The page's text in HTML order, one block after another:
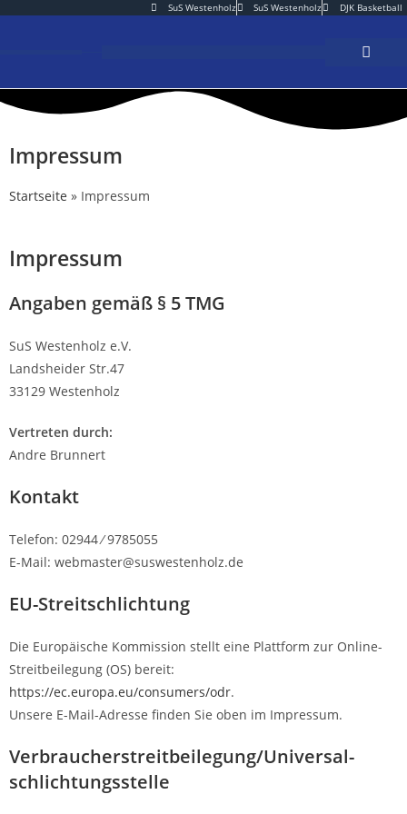
SuS Westenholz SuS Westenholz DJK Basketball
Impressum
Startseite » Impressum
Impressum
Angaben gemäß § 5 TMG
SuS Westenholz e.V.
Landsheider Str.47
33129 Westenholz
Vertreten durch:
Andre Brunnert
Kontakt
Telefon: 02944 ⁄ 9785055
E-Mail: webmaster@suswestenholz.de
EU-Streitschlichtung
Die Europäische Kommission stellt eine Plattform zur Online-
Streitbeilegung (OS) bereit:
https://ec.europa.eu/consumers/odr.
Unsere E-Mail-Adresse finden Sie oben im Impressum.
Verbraucher­streit­beilegung/Universal­
schlichtungs­stelle